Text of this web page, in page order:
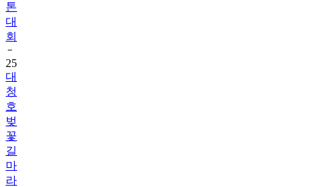
톤
대
회
25
대
청
호
벚
꽃
길
마
라